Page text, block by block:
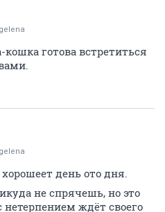
готова встретиться
день ото дня.
не спрячешь, но это
ждёт своего